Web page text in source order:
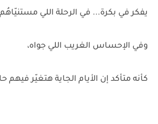
يفكر في بكرة... في الرحلة اللي
وفي الإحساس الغريب اللي جواه،
كأنه متأكد إن الأيام الجاية هتغيّر فيهم